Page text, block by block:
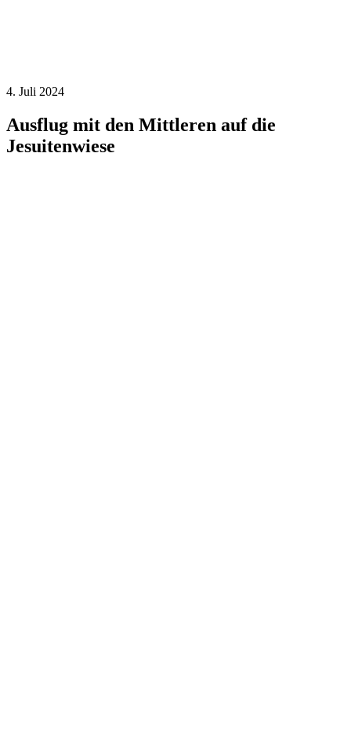
4. Juli 2024
Ausflug mit den Mittleren auf die
Jesuitenwiese